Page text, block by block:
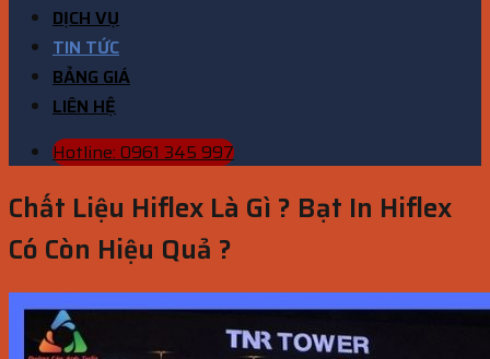
DỊCH VỤ
TIN TỨC
BẢNG GIÁ
LIÊN HỆ
Hotline: 0961 345 997
Chất Liệu Hiflex Là Gì ? Bạt In Hiflex
Có Còn Hiệu Quả ?